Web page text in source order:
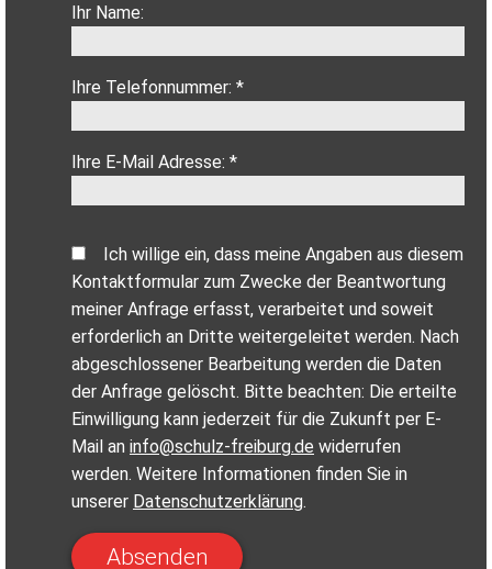
Ihr Name:
Ihre Telefonnummer: *
Ihre E-Mail Adresse: *
Ich willige ein, dass meine Angaben aus diesem
Kontaktformular zum Zwecke der Beantwortung
meiner Anfrage erfasst, verarbeitet und soweit
erforderlich an Dritte weitergeleitet werden. Nach
abgeschlossener Bearbeitung werden die Daten
der Anfrage gelöscht. Bitte beachten: Die erteilte
Einwilligung kann jederzeit für die Zukunft per E-
Mail an info@schulz-freiburg.de widerrufen
werden. Weitere Informationen finden Sie in
unserer Datenschutzerklärung.